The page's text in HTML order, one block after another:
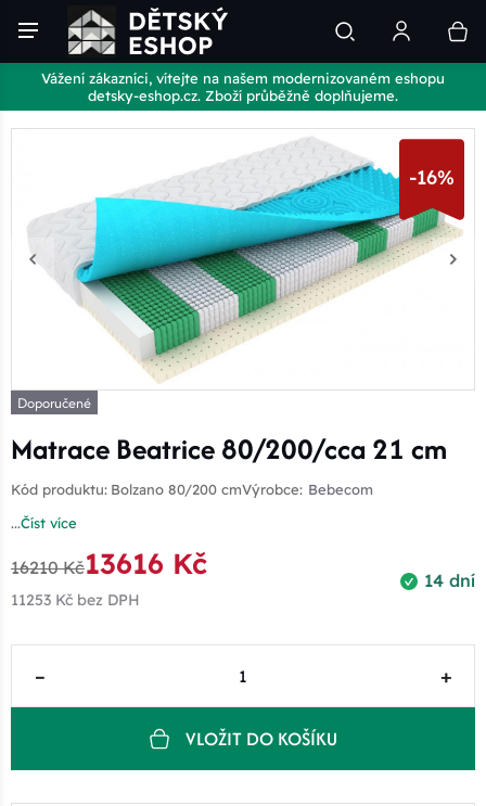
Vážení zákazníci, vítejte na našem modernizovaném eshopu
detsky-eshop.cz. Zboží průběžně doplňujeme.
-16%
Doporučené
Matrace Beatrice 80/200/cca 21 cm
Kód produktu: Bolzano 80/200 cmVýrobce: Bebecom
...Číst více
14 dní
16210 Kč13616 Kč
11253 Kč bez DPH
– +
VLOŽIT DO KOŠÍKU